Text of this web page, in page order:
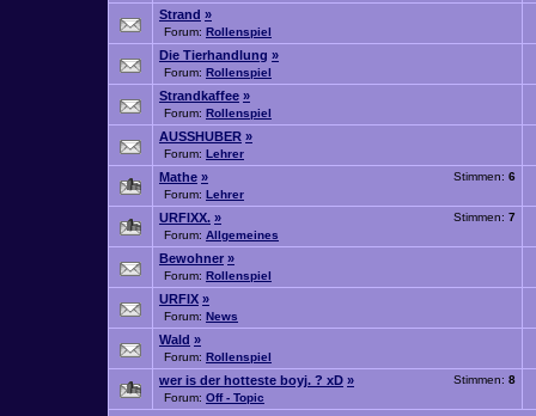
Strand »
Forum: Rollenspiel
Die Tierhandlung »
Forum: Rollenspiel
Strandkaffee »
Forum: Rollenspiel
AUSSHUBER »
Forum: Lehrer
Stimmen: 6
Mathe »
Forum: Lehrer
Stimmen: 7
URFIXX. »
Forum: Allgemeines
Bewohner »
Forum: Rollenspiel
URFIX »
Forum: News
Wald »
Forum: Rollenspiel
Stimmen: 8
wer is der hotteste boyj. ? xD »
Forum: Off - Topic